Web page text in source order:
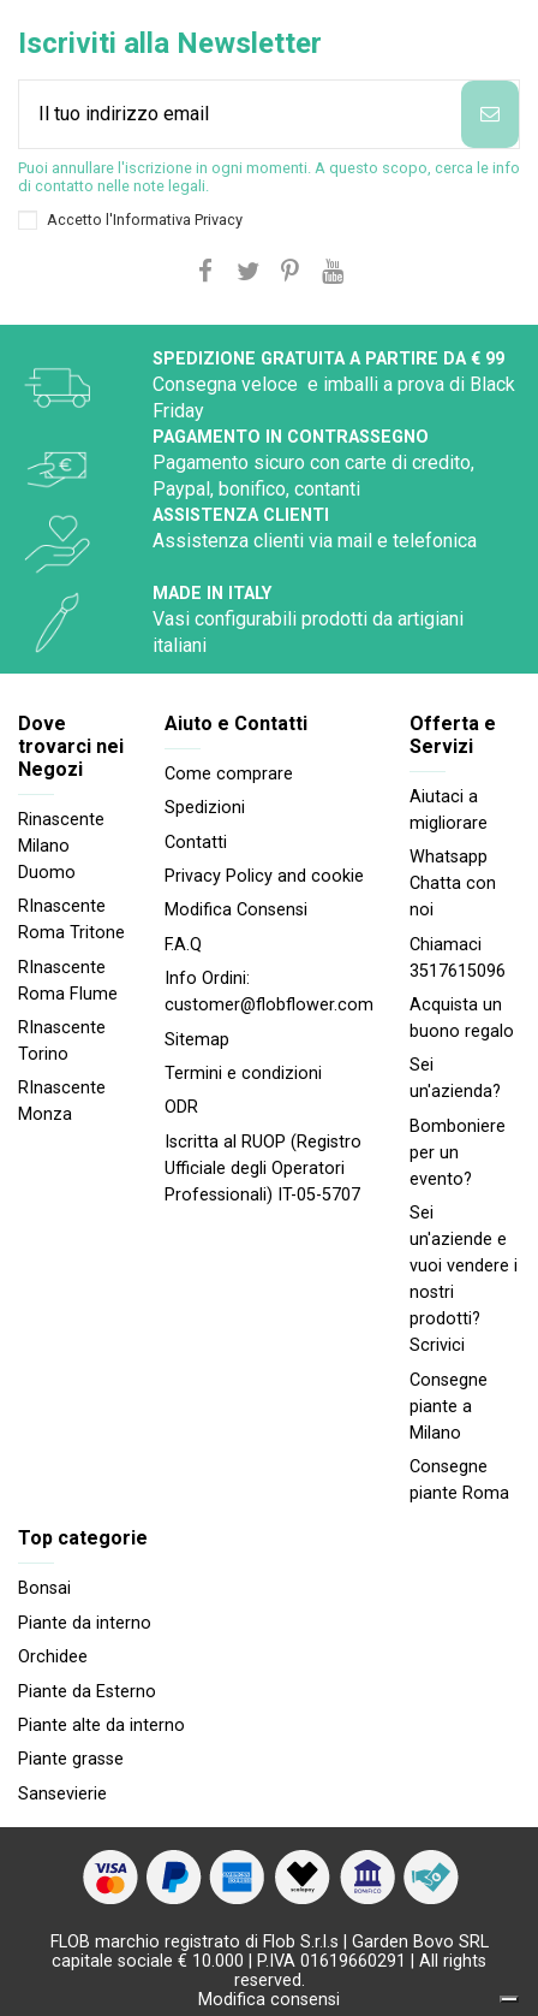
Iscriviti alla Newsletter
Puoi annullare l'iscrizione in ogni momenti. A questo scopo, cerca le info
di contatto nelle note legali.
Accetto l'Informativa Privacy
SPEDIZIONE GRATUITA A PARTIRE DA € 99
Consegna veloce e imballi a prova di Black
Friday
PAGAMENTO IN CONTRASSEGNO
Pagamento sicuro con carte di credito,
Paypal, bonifico, contanti
ASSISTENZA CLIENTI
Assistenza clienti via mail e telefonica
MADE IN ITALY
Vasi configurabili prodotti da artigiani
italiani
Dove
trovarci nei
Negozi
Rinascente
Milano
Duomo
RInascente
Roma Tritone
RInascente
Roma FIume
RInascente
Torino
RInascente
Monza
Aiuto e Contatti
Come comprare
Spedizioni
Contatti
Privacy Policy and cookie
Modifica Consensi
F.A.Q
Info Ordini:
customer@flobflower.com
Sitemap
Termini e condizioni
ODR
Iscritta al RUOP (Registro
Ufficiale degli Operatori
Professionali) IT-05-5707
Offerta e
Servizi
Aiutaci a
migliorare
Whatsapp
Chatta con
noi
Chiamaci
3517615096
Acquista un
buono regalo
Sei
un'azienda?
Bomboniere
per un
evento?
Sei
un'aziende e
vuoi vendere i
nostri
prodotti?
Scrivici
Consegne
piante a
Milano
Consegne
piante Roma
Top categorie
Bonsai
Piante da interno
Orchidee
Piante da Esterno
Piante alte da interno
Piante grasse
Sansevierie
FLOB marchio registrato di Flob S.r.l.s | Garden Bovo SRL
capitale sociale € 10.000 | P.IVA 01619660291 | All rights
reserved.
Modifica consensi